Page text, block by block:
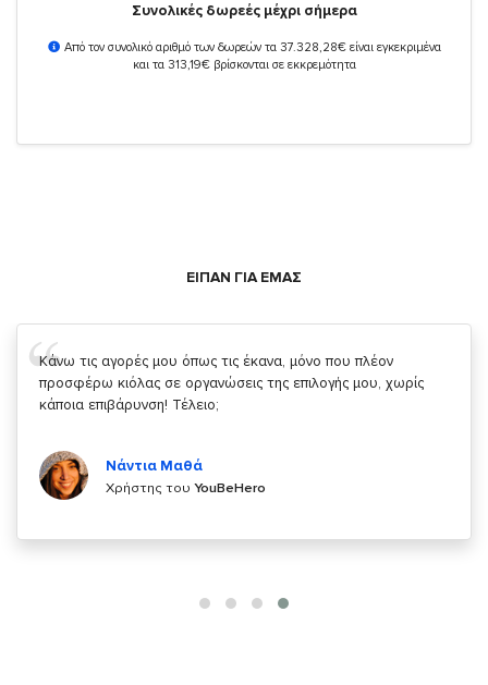
Συνολικές δωρεές μέχρι σήμερα
Από τον συνολικό αριθμό των δωρεών τα 37.328,28€ είναι εγκεκριμένα
και τα 313,19€ βρίσκονται σε εκκρεμότητα
ΕΙΠΑΝ ΓΙΑ ΕΜΑΣ
Σας ευχαριστώ που μας δίνετε την δυνατότητα να κάνουμε
κάτι!
Χρήστης τουYouBeHero